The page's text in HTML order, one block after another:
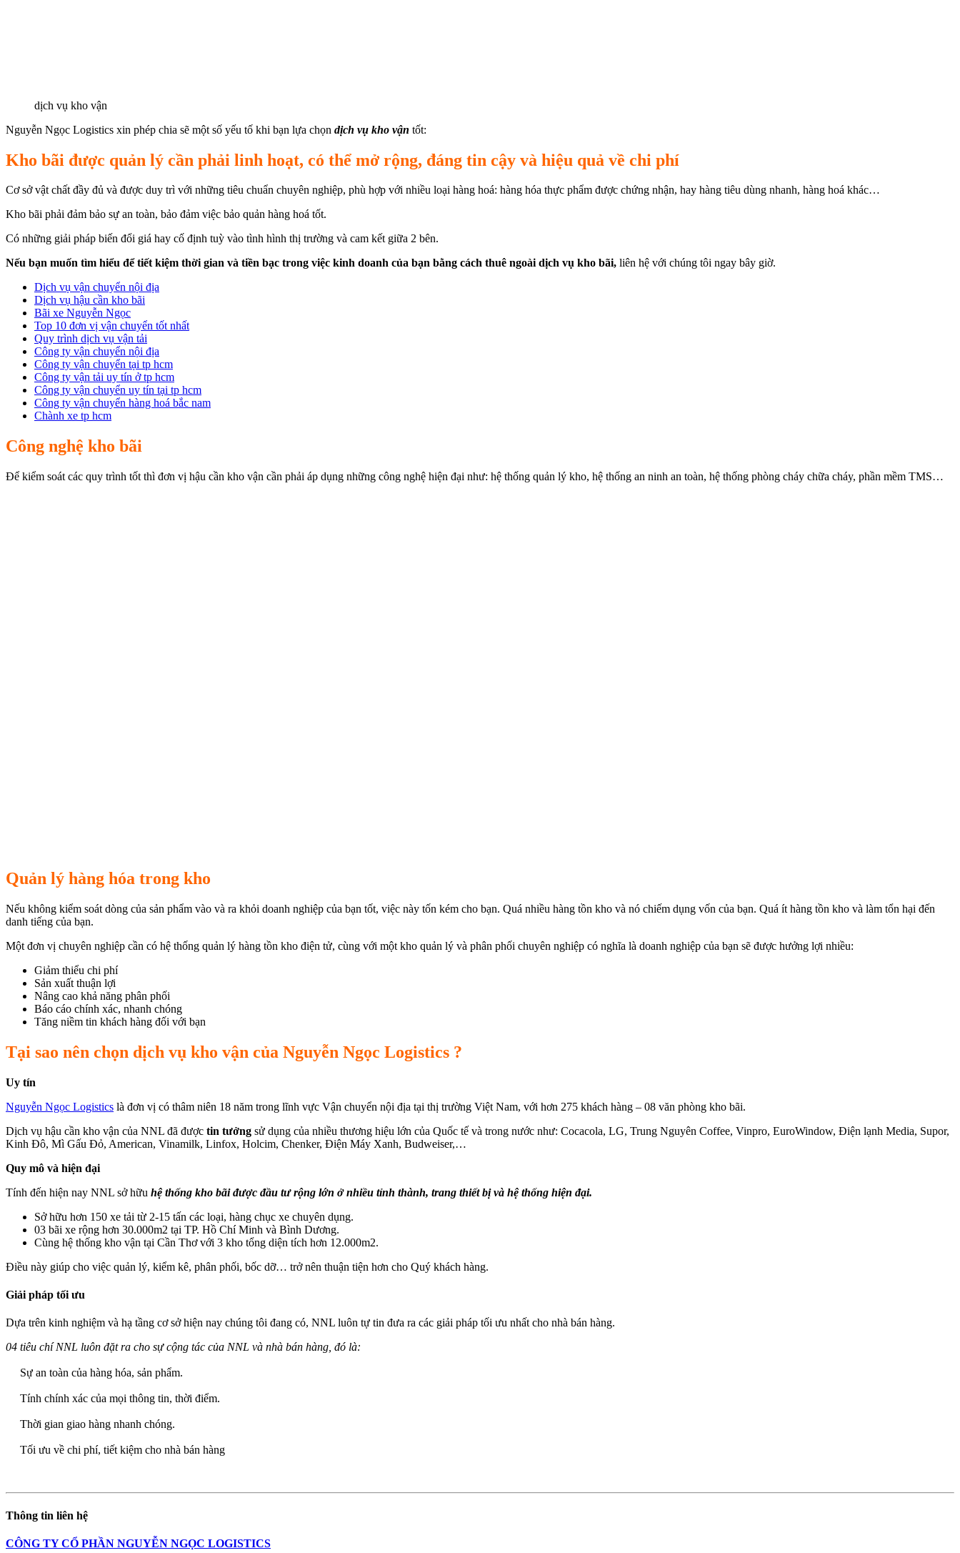
dịch vụ kho vận
Nguyễn Ngọc Logistics xin phép chia sẽ một số yếu tố khi bạn lựa chọn dịch vụ kho vận tốt:
Kho bãi được quản lý cần phải linh hoạt, có thể mở rộng, đáng tin cậy và hiệu quả về chi phí
Cơ sở vật chất đầy đủ và được duy trì với những tiêu chuẩn chuyên nghiệp, phù hợp với nhiều loại hàng hoá: hàng hóa thực phẩm được chứng nhận, hay hàng tiêu dùng nhanh, hàng hoá khác…
Kho bãi phải đảm bảo sự an toàn, bảo đảm việc bảo quản hàng hoá tốt.
Có những giải pháp biến đổi giá hay cố định tuỳ vào tình hình thị trường và cam kết giữa 2 bên.
Nếu bạn muốn tìm hiểu để tiết kiệm thời gian và tiền bạc trong việc kinh doanh của bạn bằng cách thuê ngoài dịch vụ kho bãi, liên hệ với chúng tôi ngay bây giờ.
Dịch vụ vận chuyển nội địa
Dịch vụ hậu cần kho bãi
Bãi xe Nguyễn Ngọc
Top 10 đơn vị vận chuyển tốt nhất
Quy trình dịch vụ vận tải
Công ty vận chuyển nội địa
Công ty vận chuyển tại tp hcm
Công ty vận tải uy tín ở tp hcm
Công ty vận chuyển uy tín tại tp hcm
Công ty vận chuyển hàng hoá bắc nam
Chành xe tp hcm
Công nghệ kho bãi
Để kiểm soát các quy trình tốt thì đơn vị hậu cần kho vận cần phải áp dụng những công nghệ hiện đại như: hệ thống quản lý kho, hệ thống an ninh an toàn, hệ thống phòng cháy chữa cháy, phần mềm TMS…
Quản lý hàng hóa trong kho
Nếu không kiểm soát dòng của sản phẩm vào và ra khỏi doanh nghiệp của bạn tốt, việc này tốn kém cho bạn. Quá nhiều hàng tồn kho và nó chiếm dụng vốn của bạn. Quá ít hàng tồn kho và làm tổn hại đến
danh tiếng của bạn.
Một đơn vị chuyên nghiệp cần có hệ thống quản lý hàng tồn kho điện tử, cùng với một kho quản lý và phân phối chuyên nghiệp có nghĩa là doanh nghiệp của bạn sẽ được hưởng lợi nhiều:
Giảm thiểu chi phí
Sản xuất thuận lợi
Nâng cao khả năng phân phối
Báo cáo chính xác, nhanh chóng
Tăng niềm tin khách hàng đối với bạn
Tại sao nên chọn dịch vụ kho vận của Nguyễn Ngọc Logistics ?
Uy tín
Nguyễn Ngọc Logistics là đơn vị có thâm niên 18 năm trong lĩnh vực Vận chuyển nội địa tại thị trường Việt Nam, với hơn 275 khách hàng – 08 văn phòng kho bãi.
Dịch vụ hậu cần kho vận của NNL đã được tin tưởng sử dụng của nhiều thương hiệu lớn của Quốc tế và trong nước như: Cocacola, LG, Trung Nguyên Coffee, Vinpro, EuroWindow, Điện lạnh Media, Supor,
Kinh Đô, Mì Gấu Đỏ, American, Vinamilk, Linfox, Holcim, Chenker, Điện Máy Xanh, Budweiser,…
Quy mô và hiện đại
Tính đến hiện nay NNL sở hữu hệ thống kho bãi được đầu tư rộng lớn ở nhiều tỉnh thành, trang thiết bị và hệ thống hiện đại.
Sở hữu hơn 150 xe tải từ 2-15 tấn các loại, hàng chục xe chuyên dụng.
03 bãi xe rộng hơn 30.000m2 tại TP. Hồ Chí Minh và Bình Dương.
Cùng hệ thống kho vận tại Cần Thơ với 3 kho tổng diện tích hơn 12.000m2.
Điều này giúp cho việc quản lý, kiểm kê, phân phối, bốc dỡ… trở nên thuận tiện hơn cho Quý khách hàng.
Giải pháp tối ưu
Dựa trên kinh nghiệm và hạ tầng cơ sở hiện nay chúng tôi đang có, NNL luôn tự tin đưa ra các giải pháp tối ưu nhất cho nhà bán hàng.
04 tiêu chí NNL luôn đặt ra cho sự cộng tác của NNL và nhà bán hàng, đó là:
Sự an toàn của hàng hóa, sản phẩm.
Tính chính xác của mọi thông tin, thời điểm.
Thời gian giao hàng nhanh chóng.
Tối ưu về chi phí, tiết kiệm cho nhà bán hàng
Thông tin liên hệ
CÔNG TY CỔ PHẦN NGUYỄN NGỌC LOGISTICS